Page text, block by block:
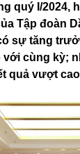
quý I/2024,
Tập đoàn
sự tăng
với cùng kỳ;
quả vượt